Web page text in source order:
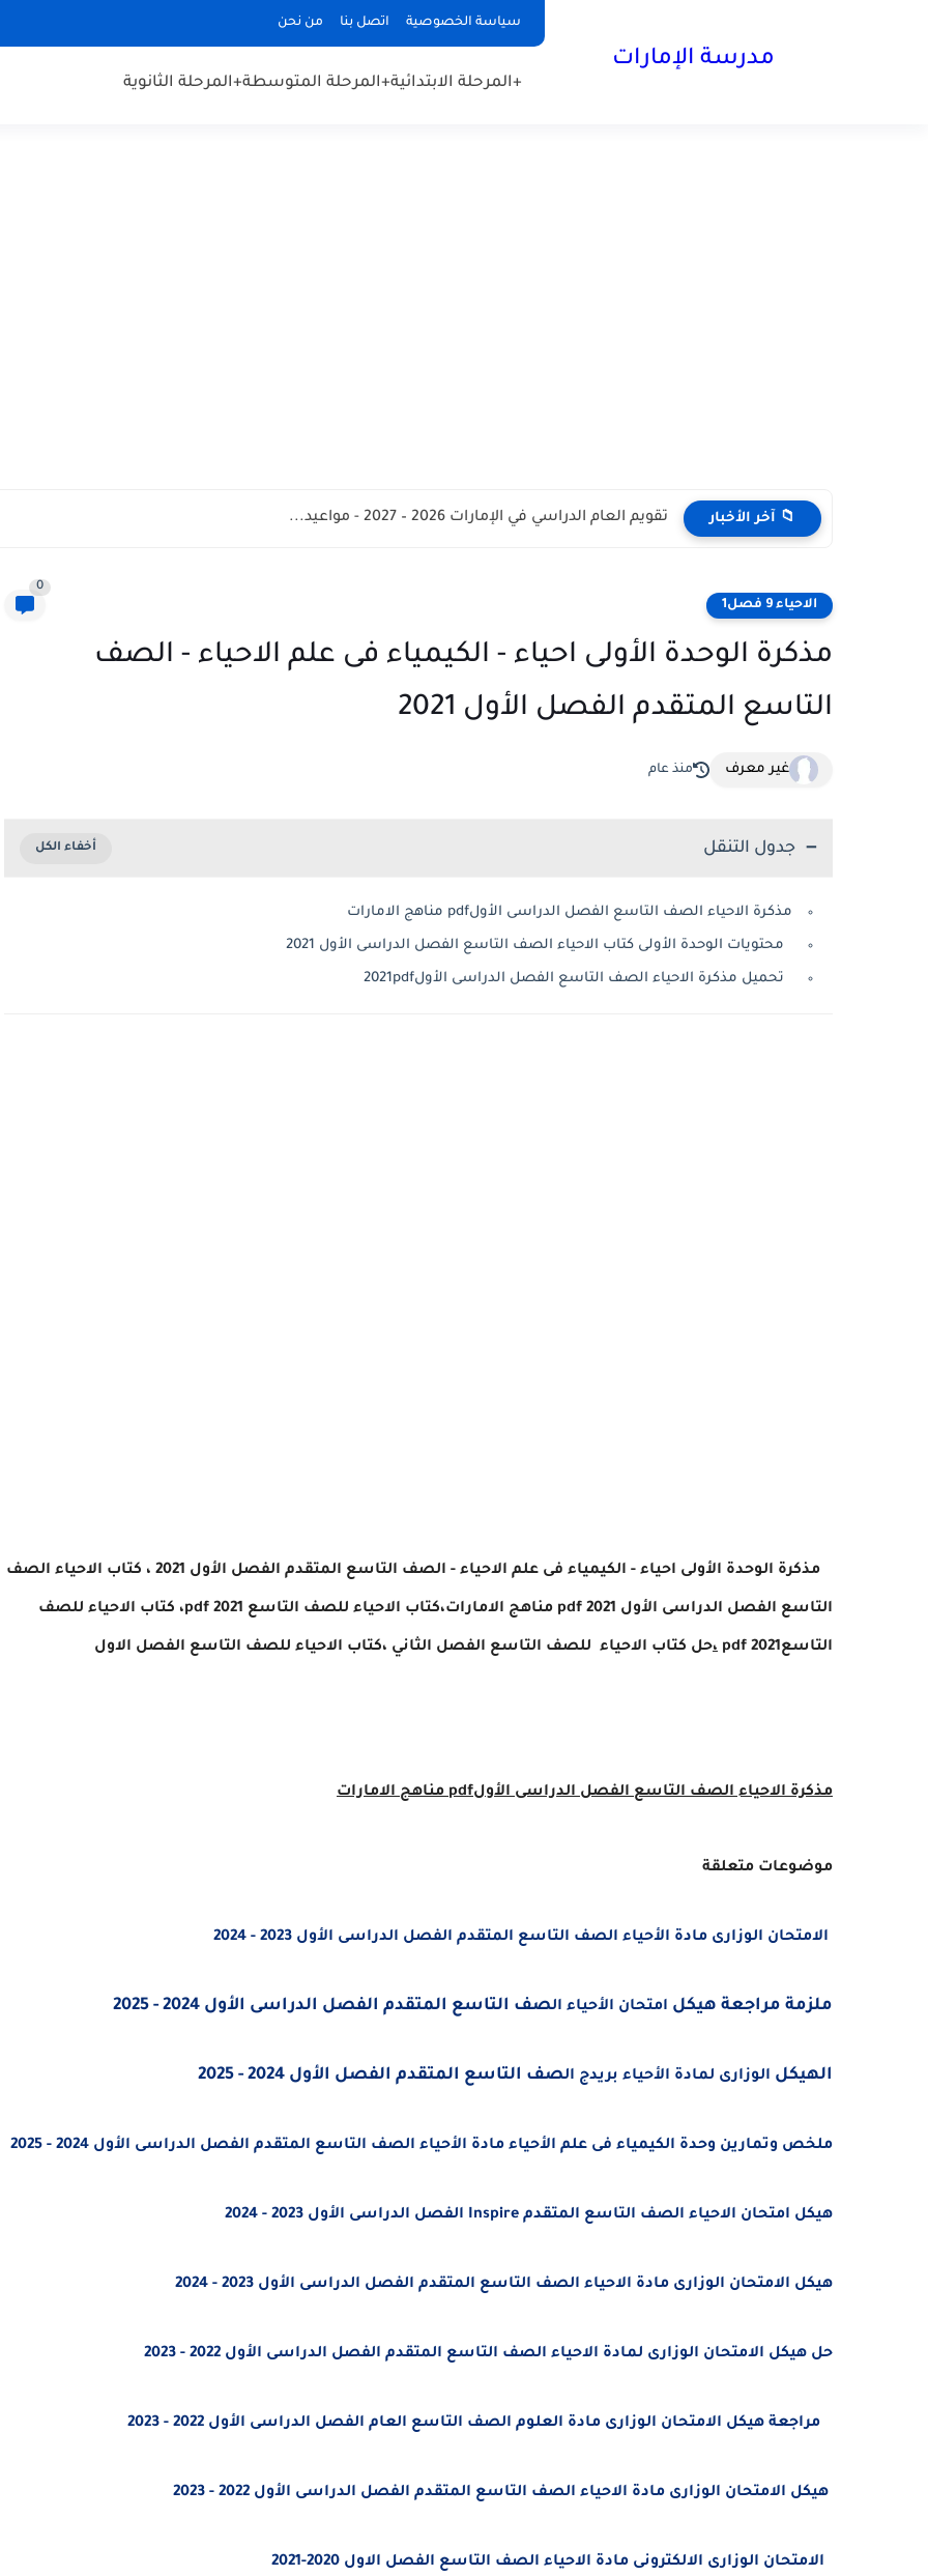
سياسة الخصوصية اتصل بنا من نحن
مدرسة الإمارات
+المرحلة الابتدائية+المرحلة المتوسطة+المرحلة الثانوية
📁 آخر الأخبار دليل أسعار وتصاميم الزي المدرسي والرياضي للمدارس الحكومية فى الامارات...
الاحياء 9 فصل1
0
مذكرة الوحدة الأولى احياء - الكيمياء فى علم الاحياء - الصف
التاسع المتقدم الفصل الأول 2021
غير معرف منذ عام
جدول التنقل
مذكرة الاحياء الصف التاسع الفصل الدراسى الأولpdf مناهج الامارات
محتويات الوحدة الأولى كتاب الاحياء الصف التاسع الفصل الدراسى الأول 2021
تحميل مذكرة الاحياء الصف التاسع الفصل الدراسى الأول2021pdf
مذكرة الوحدة الأولى احياء - الكيمياء فى علم الاحياء - الصف التاسع المتقدم الفصل الأول 2021 ، كتاب الاحياء الصف
التاسع الفصل الدراسى الأول 2021 pdf مناهج الامارات،كتاب الاحياء للصف التاسع pdf 2021، كتاب الاحياء للصف
التاسعpdf 2021 ،حل كتاب الاحياء للصف التاسع الفصل الثاني ،كتاب الاحياء للصف التاسع الفصل الاول
مذكرة الاحياء الصف التاسع الفصل الدراسى الأولpdf مناهج الامارات
موضوعات متعلقة
الامتحان الوزارى مادة الأحياء الصف التاسع المتقدم الفصل الدراسى الأول 2023 - 2024
ملزمة مراجعة هيكل امتحان الأحياء الصف التاسع المتقدم الفصل الدراسى الأول 2024 - 2025
الهيكل الوزارى لمادة الأحياء بريدج الصف التاسع المتقدم الفصل الأول 2024 - 2025
ملخص وتمارين وحدة الكيمياء فى علم الأحياء مادة الأحياء الصف التاسع المتقدم الفصل الدراسى الأول 2024 - 2025
هيكل امتحان الاحياء الصف التاسع المتقدم Inspire الفصل الدراسى الأول 2023 - 2024
هيكل الامتحان الوزارى مادة الاحياء الصف التاسع المتقدم الفصل الدراسى الأول 2023 - 2024
حل هيكل الامتحان الوزارى لمادة الاحياء الصف التاسع المتقدم الفصل الدراسى الأول 2022 - 2023
مراجعة هيكل الامتحان الوزارى مادة العلوم الصف التاسع العام الفصل الدراسى الأول 2022 - 2023
هيكل الامتحان الوزارى مادة الاحياء الصف التاسع المتقدم الفصل الدراسى الأول 2022 - 2023
الامتحان الوزارى الالكترونى مادة الاحياء الصف التاسع الفصل الاول 2020-2021